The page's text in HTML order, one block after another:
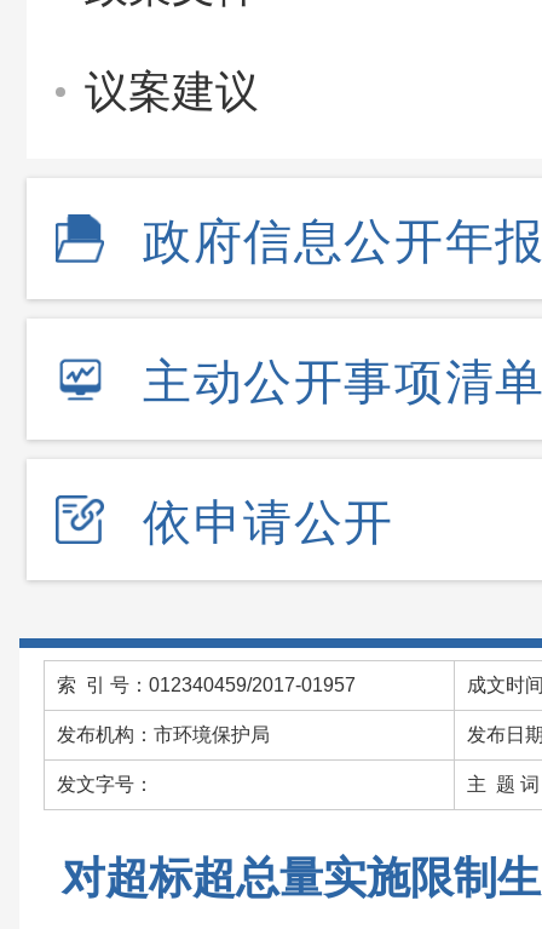
议案建议
政府信息公开年
主动公开事项清
依申请公开
索 引 号：012340459/2017-01957 成文时
发布机构：市环境保护局 发布日
发文字号： 主 题 词
对超标超总量实施限制